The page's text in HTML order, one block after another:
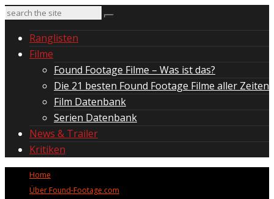
Ranglisten
Filme
Found Footage Filme – Was ist das?
Die 21 besten Found Footage Filme aller Zeiten
Film Datenbank
Serien Datenbank
News & Trailer
Kritiken
Home
Über Found-Footage.com